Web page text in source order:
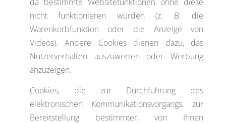
nicht funktionieren würden (z. B. die
Warenkorbfunktion oder die Anzeige von
Videos). Andere Cookies dienen dazu, das
Nutzerverhalten auszuwerten oder Werbung
anzuzeigen.
Cookies, die zur Durchführung des
elektronischen Kommunikationsvorgangs, zur
Bereitstellung bestimmter, von Ihnen